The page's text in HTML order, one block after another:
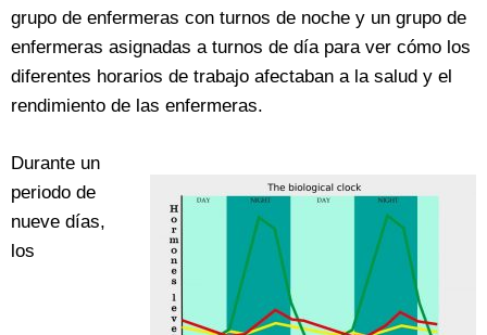
grupo de enfermeras con turnos de noche y un grupo de
enfermeras asignadas a turnos de día para ver cómo los
diferentes horarios de trabajo afectaban a la salud y el
rendimiento de las enfermeras.
Durante un
periodo de
nueve días,
los